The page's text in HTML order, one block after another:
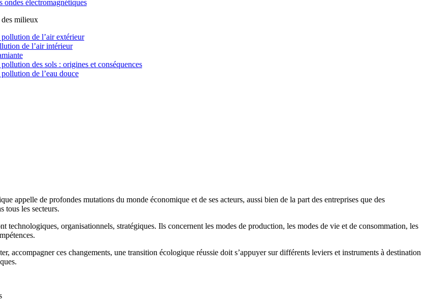
ondes électromagnétiques
milieux
de l’air extérieur
de l’air intérieur
des sols : origines et conséquences
de l’eau douce
appelle de profondes mutations du monde économique et de ses acteurs, aussi bien de la part des entreprises que des
tous les secteurs.
technologiques, organisationnels, stratégiques. Ils concernent les modes de production, les modes de vie et de consommation, les
accompagner ces changements, une transition écologique réussie doit s’appuyer sur différents leviers et instruments à destination